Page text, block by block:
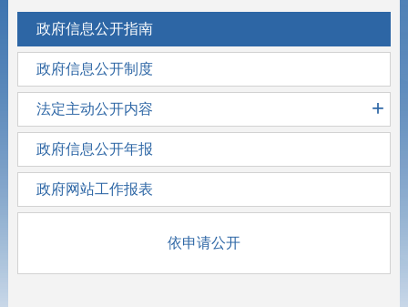
政府信息公开指南
政府信息公开制度
法定主动公开内容 +
政府信息公开年报
政府网站工作报表
依申请公开